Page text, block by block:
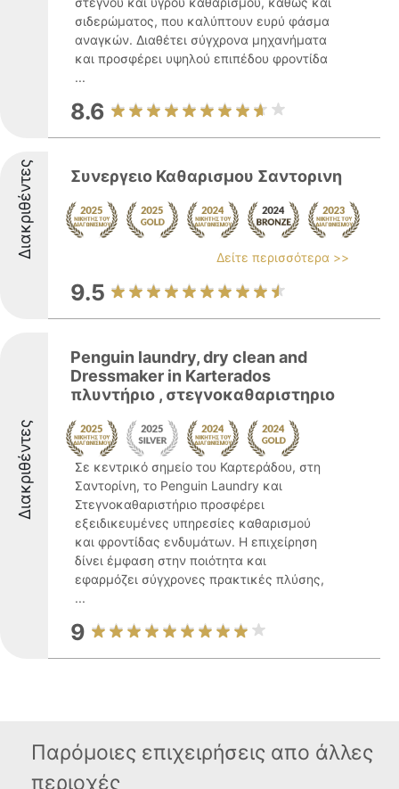
σιδερώματος, που καλύπτουν ευρύ φάσμα
αναγκών. Διαθέτει σύγχρονα μηχανήματα
και προσφέρει υψηλού επιπέδου φροντίδα
...
8.6
Διακριθέντες Συνεργειο Καθαρισμου Σαντορινη
Δείτε περισσότερα >>
9.5
Διακριθέντες
Penguin laundry, dry clean and
Dressmaker in Karterados
πλυντήριο , στεγνοκαθαριστηριο
Σε κεντρικό σημείο του Καρτεράδου, στη
Σαντορίνη, το Penguin Laundry και
Στεγνοκαθαριστήριο προσφέρει
εξειδικευμένες υπηρεσίες καθαρισμού
και φροντίδας ενδυμάτων. Η επιχείρηση
δίνει έμφαση στην ποιότητα και
εφαρμόζει σύγχρονες πρακτικές πλύσης,
...
9
Παρόμοιες επιχειρήσεις απο άλλες
περιοχές